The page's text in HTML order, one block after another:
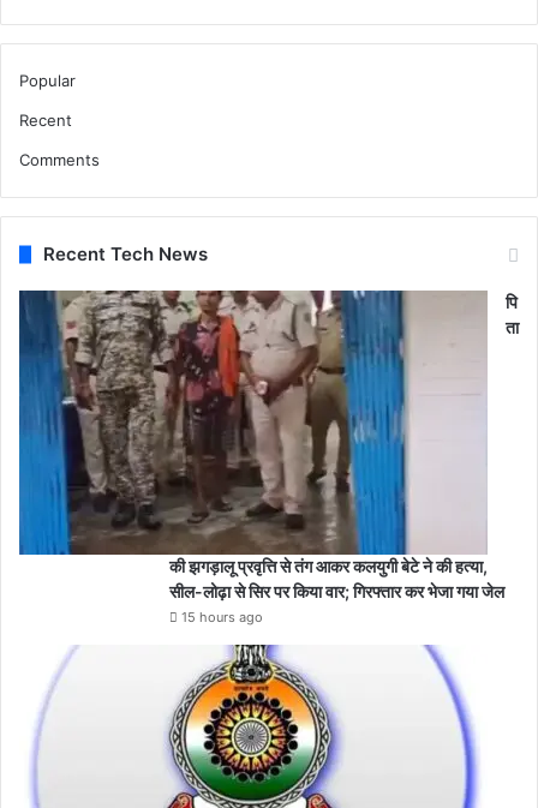
Popular
Recent
Comments
Recent Tech News
पि
ता
की झगड़ालू प्रवृत्ति से तंग आकर कलयुगी बेटे ने की हत्या,
सील-लोढ़ा से सिर पर किया वार; गिरफ्तार कर भेजा गया जेल
15 hours ago